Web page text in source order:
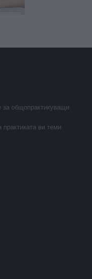
за общопрактикуващи
ви теми